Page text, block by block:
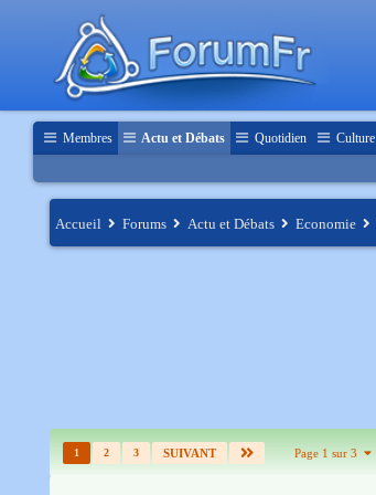
Membres Actu et Débats Quotidien Culture
Accueil Forums Actu et Débats Economie
1 2 3 SUIVANT Page 1 sur 3